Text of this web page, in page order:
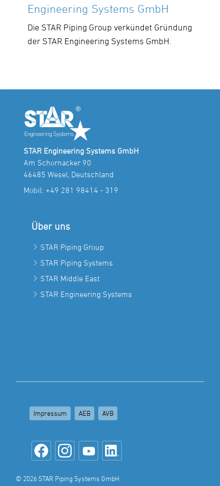
Engineering Systems GmbH
Die STAR Piping Group verkündet Gründung
der STAR Engineering Systems GmbH.
STAR Engineering Systems GmbH
Am Schornacker 90
46485 Wesel, Deutschland
Mobil: +49 281 98414 - 319
Über uns
STAR Piping Group
STAR Piping Systems
STAR Middle East
STAR Engineering Systems
Impressum AEB AVB
© 2026 STAR Piping Systems GmbH